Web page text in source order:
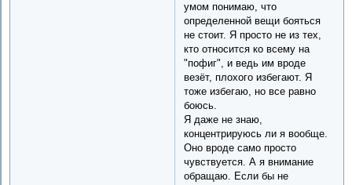
умом понимаю, что
определенной вещи бояться
не стоит. Я просто не из тех,
кто относится ко всему на
"пофиг", и ведь им вроде
везёт, плохого избегают. Я
тоже избегаю, но все равно
боюсь.
Я даже не знаю,
концентрируюсь ли я вообще.
Оно вроде само просто
чувствуется. А я внимание
обращаю. Если бы не